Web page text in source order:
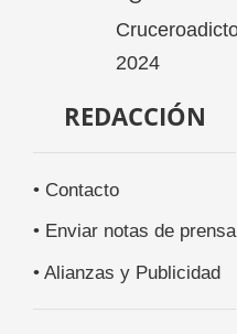
REDACCIÓN
• Contacto
• Enviar notas de prensa
• Alianzas y Publicidad